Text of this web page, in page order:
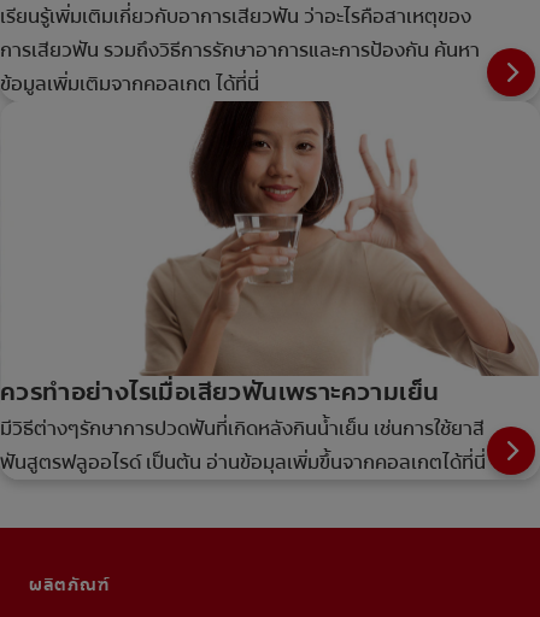
เรียนรู้เพิ่มเติมเกี่ยวกับอาการเสียวฟัน ว่าอะไรคือสาเหตุของ
การเสียวฟัน รวมถึงวิธีการรักษาอาการและการป้องกัน ค้นหา
ข้อมูลเพิ่มเติมจากคอลเกต ได้ที่นี่
ควรทำอย่างไรเมื่อเสียวฟันเพราะความเย็น
มีวิธีต่างๆรักษาการปวดฟันที่เกิดหลังกินน้ำเย็น เช่นการใช้ยาสี
ฟันสูตรฟลูออไรด์ เป็นต้น อ่านข้อมุลเพิ่มขึ้นจากคอลเกตได้ที่นี่
ผลิตภัณฑ์